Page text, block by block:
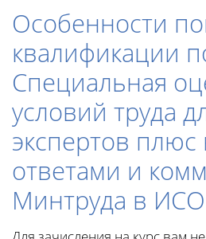
Особенности
квалификации
Специальная
условий труда
экспертов
ответами и
Минтруда в